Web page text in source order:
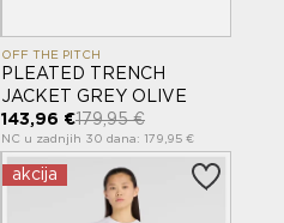
OFF THE PITCH
PLEATED TRENCH
JACKET GREY OLIVE
143,96 €179,95 €
NC u zadnjih 30 dana: 179,95 €
akcija